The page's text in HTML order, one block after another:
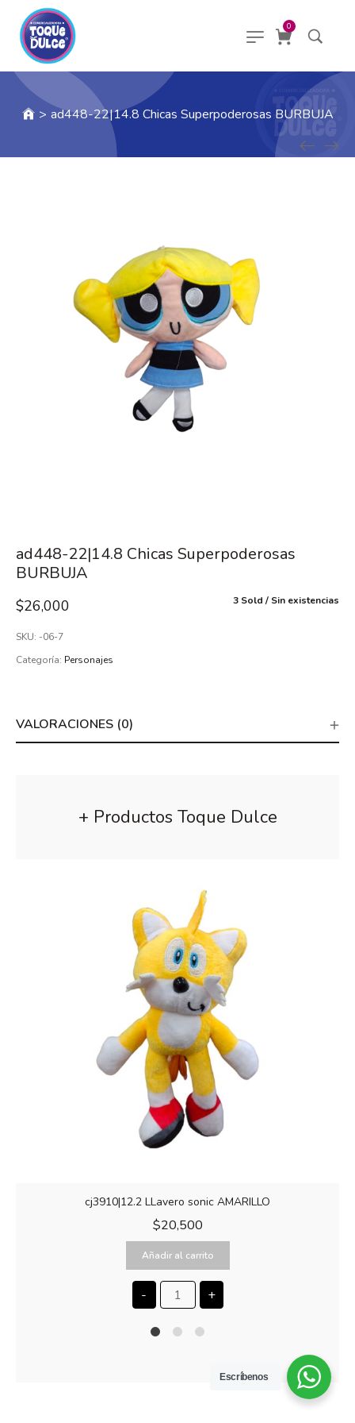
0
> ad448-22|14.8 Chicas Superpoderosas BURBUJA
ad448-22|14.8 Chicas Superpoderosas
BURBUJA
3 Sold Sin existencias
$26,000
SKU: -06-7
Categoría: Personajes
VALORACIONES (0)
+ Productos Toque Dulce
cj3910|12.2 LLavero sonic AMARILLO
$20,500
Añadir al carrito
- +
Escríbenos